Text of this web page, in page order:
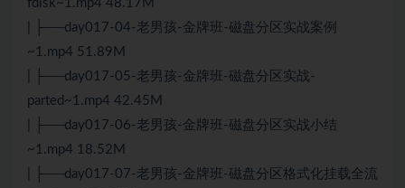
fdisk~1.mp4 48.17M
| ├──day017-04-老男孩-金牌班-磁盘分区实战案例
~1.mp4 51.89M
| ├──day017-05-老男孩-金牌班-磁盘分区实战-
parted~1.mp4 42.45M
| ├──day017-06-老男孩-金牌班-磁盘分区实战小结
~1.mp4 18.52M
| ├──day017-07-老男孩-金牌班-磁盘分区格式化挂载全流